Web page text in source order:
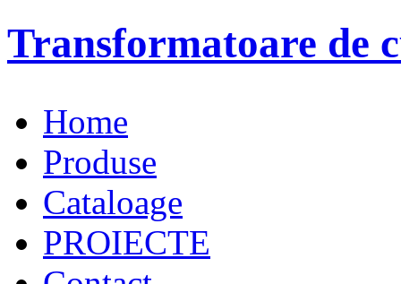
Transformatoare de
Home
Produse
Cataloage
PROIECTE